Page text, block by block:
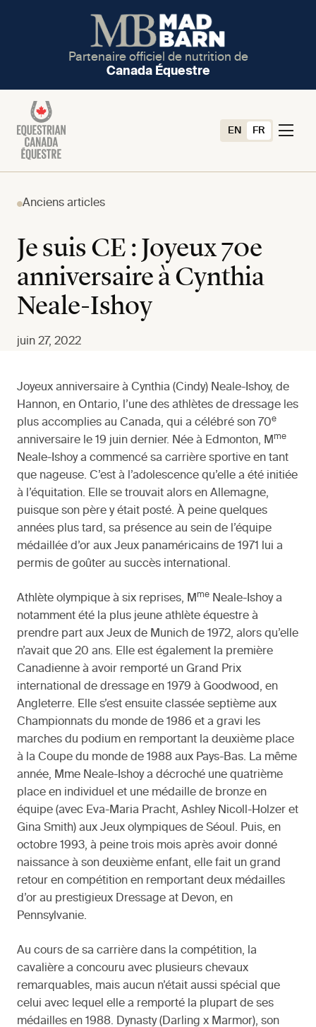
Partenaire officiel de nutrition de
Canada Équestre
EN FR
Anciens articles
Je suis CE : Joyeux 70e
anniversaire à Cynthia
Neale-Ishoy
juin 27, 2022
Joyeux anniversaire à Cynthia (Cindy) Neale-Ishoy, de
Hannon, en Ontario, l’une des athlètes de dressage les
plus accomplies au Canada, qui a célébré son 70e
anniversaire le 19 juin dernier. Née à Edmonton, M me
Neale-Ishoy a commencé sa carrière sportive en tant
que nageuse. C’est à l’adolescence qu’elle a été initiée
à l’équitation. Elle se trouvait alors en Allemagne,
puisque son père y était posté. À peine quelques
années plus tard, sa présence au sein de l’équipe
médaillée d’or aux Jeux panaméricains de 1971 lui a
permis de goûter au succès international.
Athlète olympique à six reprises, M me Neale-Ishoy a
notamment été la plus jeune athlète équestre à
prendre part aux Jeux de Munich de 1972, alors qu’elle
n’avait que 20 ans. Elle est également la première
Canadienne à avoir remporté un Grand Prix
international de dressage en 1979 à Goodwood, en
Angleterre. Elle s’est ensuite classée septième aux
Championnats du monde de 1986 et a gravi les
marches du podium en remportant la deuxième place
à la Coupe du monde de 1988 aux Pays-Bas. La même
année, Mme Neale-Ishoy a décroché une quatrième
place en individuel et une médaille de bronze en
équipe (avec Eva-Maria Pracht, Ashley Nicoll-Holzer et
Gina Smith) aux Jeux olympiques de Séoul. Puis, en
octobre 1993, à peine trois mois après avoir donné
naissance à son deuxième enfant, elle fait un grand
retour en compétition en remportant deux médailles
d’or au prestigieux Dressage at Devon, en
Pennsylvanie.
Au cours de sa carrière dans la compétition, la
cavalière a concouru avec plusieurs chevaux
remarquables, mais aucun n’était aussi spécial que
celui avec lequel elle a remporté la plupart de ses
médailles en 1988. Dynasty (Darling x Marmor), son